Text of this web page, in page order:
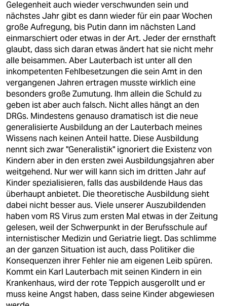
Gelegenheit auch wieder verschwunden sein und
nächstes Jahr gibt es dann wieder für ein paar Wochen
große Aufregung, bis Putin dann im nächsten Land
einmarschiert oder etwas in der Art. Jeder der ernsthaft
glaubt, dass sich daran etwas ändert hat sie nicht mehr
alle beisammen. Aber Lauterbach ist unter all den
inkompetenten Fehlbesetzungen die sein Amt in den
vergangenen Jahren ertragen musste wirklich eine
besonders große Zumutung. Ihm allein die Schuld zu
geben ist aber auch falsch. Nicht alles hängt an den
DRGs. Mindestens genauso dramatisch ist die neue
generalisierte Ausbildung an der Lauterbach meines
Wissens nach keinen Anteil hatte. Diese Ausbildung
nennt sich zwar "Generalistik" ignoriert die Existenz von
Kindern aber in den ersten zwei Ausbildungsjahren aber
weitgehend. Nur wer will kann sich im dritten Jahr auf
Kinder spezialisieren, falls das ausbildende Haus das
überhaupt anbietet. Die theoretische Ausbildung sieht
dabei nicht besser aus. Viele unserer Auszubildenden
haben vom RS Virus zum ersten Mal etwas in der Zeitung
gelesen, weil der Schwerpunkt in der Berufsschule auf
internistischer Medizin und Geriatrie liegt. Das schlimme
an der ganzen Situation ist auch, dass Politiker die
Konsequenzen ihrer Fehler nie am eigenen Leib spüren.
Kommt ein Karl Lauterbach mit seinen Kindern in ein
Krankenhaus, wird der rote Teppich ausgerollt und er
muss keine Angst haben, dass seine Kinder abgewiesen